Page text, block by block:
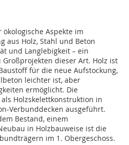
Aspekte im
aus Holz, Stahl und Beton
und Langlebigkeit – ein
dieser Art. Holz ist
für die neue Aufstockung,
leichter ist, aber
ermöglicht. Die
Holzskelettkonstruktion in
Verbunddecken ausgeführt.
Bestand, einem
in Holzbauweise ist die
im 1. Obergeschoss.